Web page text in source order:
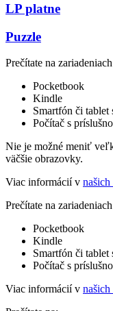
LP platne
Puzzle
Prečítate na
Pocketbook
Kindle
Smartfón či tablet
Počítač s
Nie je možné meniť
väčšie obrazovky.
Viac informácií v našich
Prečítate na
Pocketbook
Kindle
Smartfón či tablet
Počítač s
Viac informácií v našich